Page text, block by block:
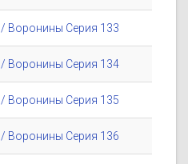
Воронины Серия 133
Воронины Серия 134
Воронины Серия 135
Воронины Серия 136